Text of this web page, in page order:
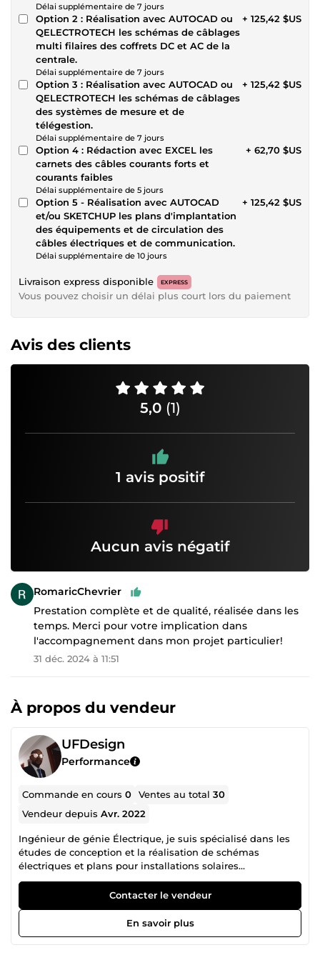
Délai supplémentaire de 7 jours
Option 2 : Réalisation avec AUTOCAD ou
QELECTROTECH les schémas de câblages
multi filaires des coffrets DC et AC de la
centrale.
Délai supplémentaire de 7 jours
+ 125,42 $US
Option 3 : Réalisation avec AUTOCAD ou
QELECTROTECH les schémas de câblages
des systèmes de mesure et de
télégestion.
Délai supplémentaire de 7 jours
+ 125,42 $US
Option 4 : Rédaction avec EXCEL les
carnets des câbles courants forts et
courants faibles
Délai supplémentaire de 5 jours
+ 62,70 $US
Option 5 - Réalisation avec AUTOCAD
et/ou SKETCHUP les plans d'implantation
des équipements et de circulation des
câbles électriques et de communication.
Délai supplémentaire de 10 jours
+ 125,42 $US
Livraison express disponible EXPRESS
Vous pouvez choisir un délai plus court lors du paiement
Avis des clients
5,0 (1)
1 avis positif
Aucun avis négatif
RomaricChevrier
Prestation complète et de qualité, réalisée dans les
temps. Merci pour votre implication dans
l'accompagnement dans mon projet particulier!
31 déc. 2024 à 11:51
À propos du vendeur
UFDesign
Performance
Commande en cours0 Ventes au total30
Vendeur depuisAvr. 2022
Ingénieur de génie Électrique, je suis spécialisé dans les
études de conception et la réalisation de schémas
électriques et plans pour installations solaires
photovoltaïques et installations électriques classiques
basse, moyenne et haute tension. Installateur
Professionnel Certifié Huawei Fusion Solar (solutions ESS
résidentielles et industrielles) j'ai une excellente
connaissance des normes électriques comme les normes
Contacter le vendeur
En savoir plus